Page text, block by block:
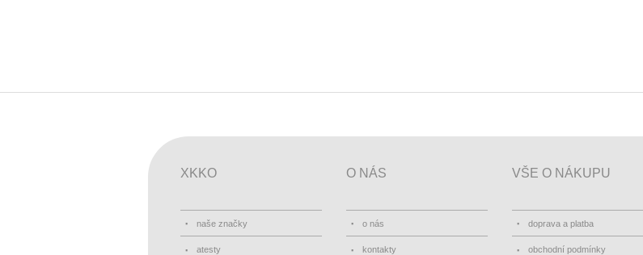
XKKO
naše značky
atesty
O NÁS
o nás
kontakty
VŠE O NÁKUPU
doprava a platba
obchodní podmínky